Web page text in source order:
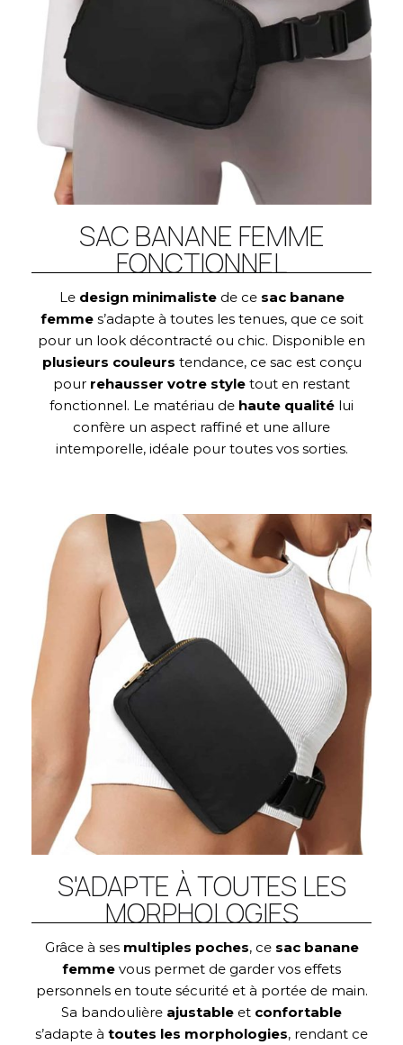
SAC BANANE FEMME
FONCTIONNEL
Le design minimalistede ce sac banane
femmes’adapte à toutes les tenues, que ce soit
pour un look décontracté ou chic. Disponible en
plusieurs couleurs tendance, ce sac est conçu
pour rehausser votre style tout en restant
fonctionnel. Le matériau de haute qualité lui
confère un aspect raffiné et une allure
intemporelle, idéale pour toutes vos sorties.
S'ADAPTE À TOUTES LES
MORPHOLOGIES
Grâce à ses multiples poches, ce sac banane
femme vous permet de garder vos effets
personnels en toute sécurité et à portée de main.
Sa bandoulière ajustable et confortable
s’adapte à toutes les morphologies, rendant ce